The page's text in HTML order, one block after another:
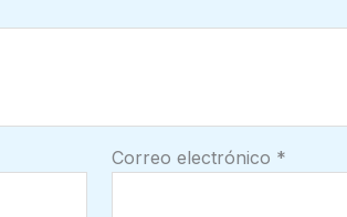
Correo electrónico *